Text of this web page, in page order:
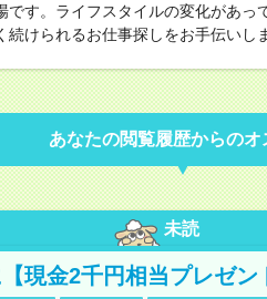
です。ライフスタイルの変化があっ
けられるお仕事探しをお手伝いし
あなたの閲覧履歴からのオ
未読
現金2千円相当プレゼン